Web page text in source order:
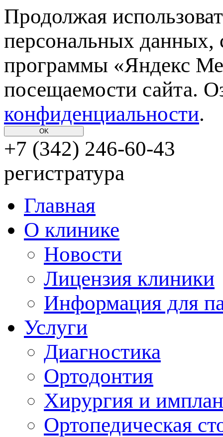
Продолжая
персональных данных,
программы «Яндекс
посещаемости сайта.
конфиденциальности.
OK
+7 (342) 246-60-43
регистратура
Главная
О клинике
Новости
Лицензия клиники
Информация для
Услуги
Диагностика
Ортодонтия
Хирургия и
Ортопедическая